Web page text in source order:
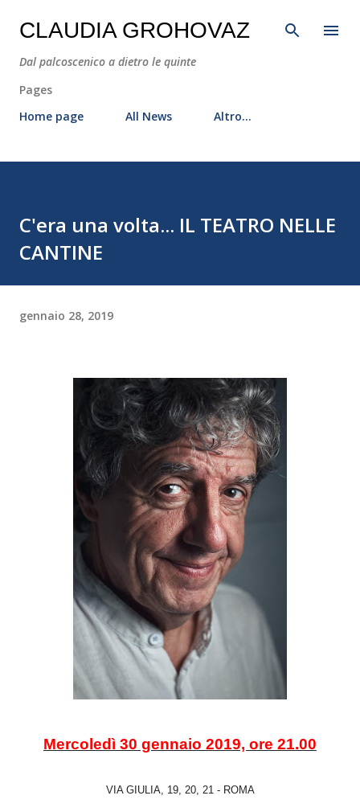
Passa ai contenuti principali
CLAUDIA GROHOVAZ
Dal palcoscenico a dietro le quinte
Pages
Home page
All News Altro…
C'era una volta... IL TEATRO NELLE
CANTINE
gennaio 28, 2019
Mercoledì 30 gennaio 2019, ore 21.00
VIA GIULIA, 19, 20, 21 - ROMA